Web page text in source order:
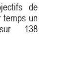
de
temps un
138
niveau
partie